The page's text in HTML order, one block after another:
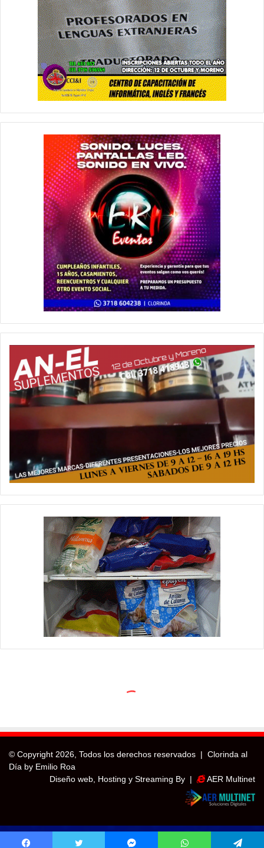
© Copyright 2026, Todos los derechos reservados | Clorinda al
Día by Emilio Roa
Diseño web, Hosting y Streaming By |
AER Multinet